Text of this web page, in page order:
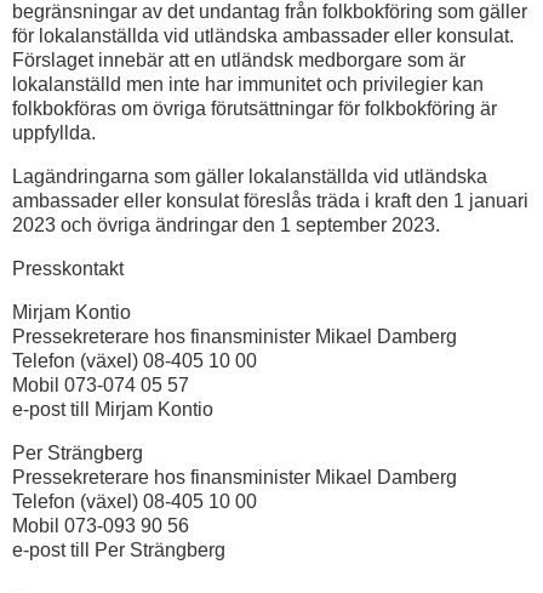
begränsningar av det undantag från folkbokföring som gäller
för lokalanställda vid utländska ambassader eller konsulat.
Förslaget innebär att en utländsk medborgare som är
lokalanställd men inte har immunitet och privilegier kan
folkbokföras om övriga förutsättningar för folkbokföring är
uppfyllda.
Lagändringarna som gäller lokalanställda vid utländska
ambassader eller konsulat föreslås träda i kraft den 1 januari
2023 och övriga ändringar den 1 september 2023.
Presskontakt
Mirjam Kontio
Pressekreterare hos finansminister Mikael Damberg
Telefon (växel) 08-405 10 00
Mobil 073-074 05 57
e-post till Mirjam Kontio
Per Strängberg
Pressekreterare hos finansminister Mikael Damberg
Telefon (växel) 08-405 10 00
Mobil 073-093 90 56
e-post till Per Strängberg